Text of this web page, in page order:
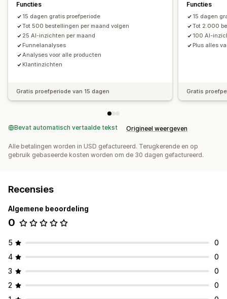
Functies
15 dagen gratis proefperiode
Tot 500 bestellingen per maand volgen
25 AI-inzichten per maand
Funnelanalyses
Analyses voor alle producten
Klantinzichten
Gratis proefperiode van 15 dagen
Functies
15 dagen
Tot 2.000
100 AI-
Plus alles
Gratis
Bevat automatisch vertaalde tekst Origineel weergeven
Alle betalingen worden in USD gefactureerd. Terugkerende en op
gebruik gebaseerde kosten worden om de 30 dagen gefactureerd.
Recensies
Algemene beoordeling
0
5
0
4
0
3
0
2
0